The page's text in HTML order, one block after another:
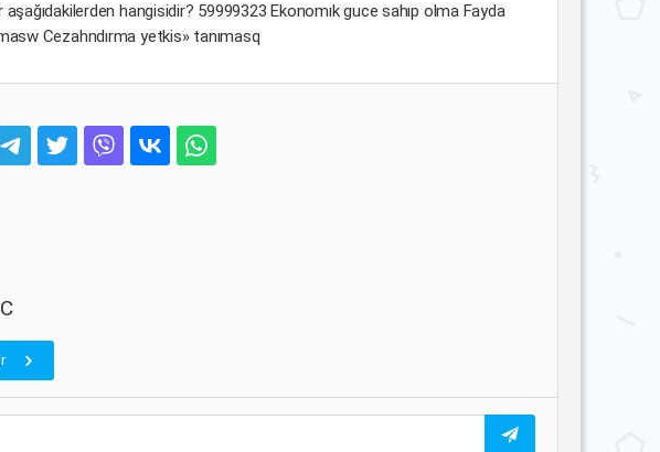
hangisidir? 59999323 Ekonomık guce sahıp olma Fayda
Cezahndırma yetkis» tanımasq